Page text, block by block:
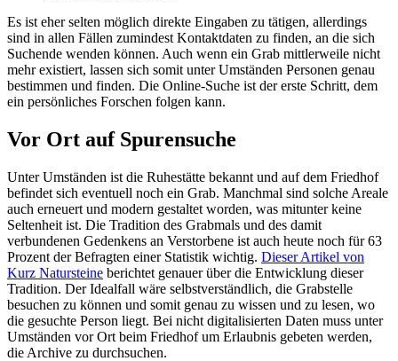
Es ist eher selten möglich direkte Eingaben zu tätigen, allerdings
sind in allen Fällen zumindest Kontaktdaten zu finden, an die sich
Suchende wenden können. Auch wenn ein Grab mittlerweile nicht
mehr existiert, lassen sich somit unter Umständen Personen genau
bestimmen und finden. Die Online-Suche ist der erste Schritt, dem
ein persönliches Forschen folgen kann.
Vor Ort auf Spurensuche
Unter Umständen ist die Ruhestätte bekannt und auf dem Friedhof
befindet sich eventuell noch ein Grab. Manchmal sind solche Areale
auch erneuert und modern gestaltet worden, was mitunter keine
Seltenheit ist. Die Tradition des Grabmals und des damit
verbundenen Gedenkens an Verstorbene ist auch heute noch für 63
Prozent der Befragten einer Statistik wichtig. Dieser Artikel von
Kurz Natursteine berichtet genauer über die Entwicklung dieser
Tradition. Der Idealfall wäre selbstverständlich, die Grabstelle
besuchen zu können und somit genau zu wissen und zu lesen, wo
die gesuchte Person liegt. Bei nicht digitalisierten Daten muss unter
Umständen vor Ort beim Friedhof um Erlaubnis gebeten werden,
die Archive zu durchsuchen.